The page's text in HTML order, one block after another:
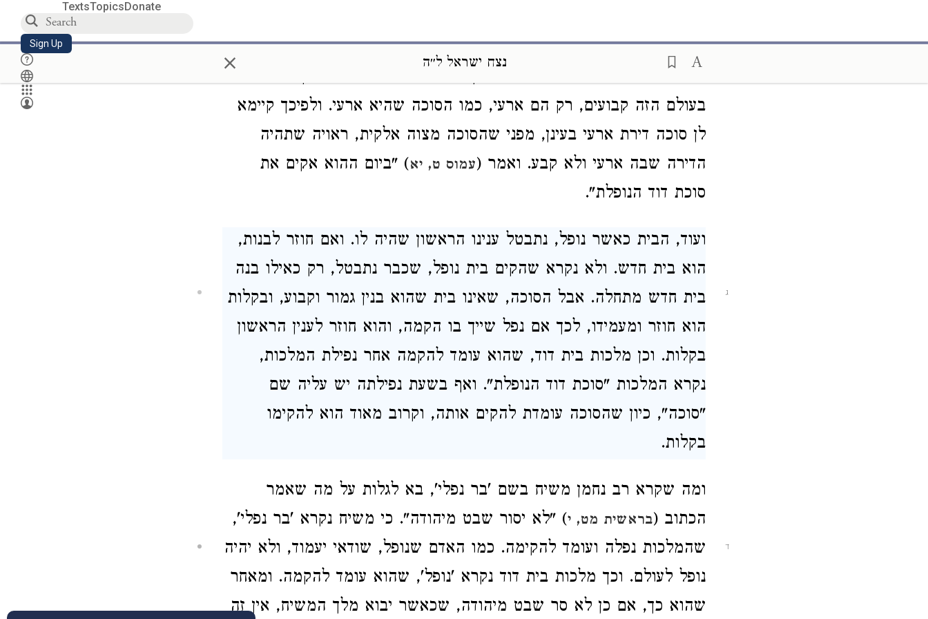
TextsTopicsDonate
Sign Up × נצח ישראל ל״ה
כמו שאר מלכות שהוא חול. ולפיכך לא קראו אותו'בית', שהוא בנין קבוע,
כמו הדברים הטבעים שהם בעולם קבועים. אבל הדברים האלקים אינם
בעולם הזה קבועים, רק הם ארעי, כמו הסוכה שהיא ארעי. ולפיכך קיימא
לן סוכה דירת ארעי בעינן, מפני שהסוכה מצוה אלקית, ראויה שתהיה
הדירה שבה ארעי ולא קבע. ואמר (עמוס ט, יא) "ביום ההוא אקים את
סוכת דוד הנופלת".
ג
ועוד, הבית כאשר נופל, נתבטל ענינו הראשון שהיה לו. ואם חוזר לבנות,
הוא בית חדש. ולא נקרא שהקים בית נופל, שכבר נתבטל, רק כאילו בנה
בית חדש מתחלה. אבל הסוכה, שאינו בית שהוא בנין גמור וקבוע, ובקלות
הוא חוזר ומעמידו, לכך אם נפל שייך בו הקמה, והוא חוזר לענין הראשון
בקלות. וכן מלכות בית דוד, שהוא עומד להקמה אחר נפילת המלכות,
נקרא המלכות "סוכת דוד הנופלת". ואף בשעת נפילתה יש עליה שם
"סוכה", כיון שהסוכה עומדת להקים אותה, וקרוב מאוד הוא להקימו
בקלות.
ד
ומה שקרא רב נחמן משיח בשם 'בר נפלי', בא לגלות על מה שאמר
הכתוב (בראשית מט, י) "לא יסור שבט מיהודה". כי משיח נקרא 'בר נפלי',
שהמלכות נפלה ועומד להקימה. כמו האדם שנופל, שודאי יעמוד, ולא יהיה
נופל לעולם. וכך מלכות בית דוד נקרא 'נופל', שהוא עומד להקמה. ומאחר
שהוא כך, אם כן לא סר שבט מיהודה, שכאשר יבוא מלך המשיח, אין זה